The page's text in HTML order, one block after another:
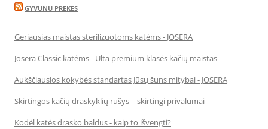
GYVUNU PREKES
Geriausias maistas sterilizuotoms katėms - JOSERA
Josera Classic katėms - Ulta premium klasės kačių maistas
Aukščiausios kokybės standartas Jūsų šuns mitybai - JOSERA
Skirtingos kačių draskyklių rūšys – skirtingi privalumai
Kodėl katės drasko baldus - kaip to išvengti?